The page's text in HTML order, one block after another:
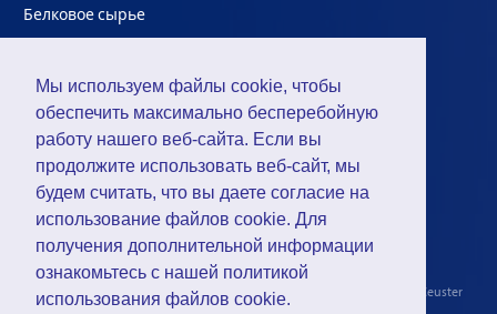
Мы используем файлы cookie, чтобы
обеспечить максимально бесперебойную
работу нашего веб-сайта. Если вы
продолжите использовать веб-сайт, мы
будем считать, что вы даете согласие на
использование файлов cookie. Для
получения дополнительной информации
ознакомьтесь с нашей политикой
использования файлов cookie.
Белковое сырье
HI-CONCEPT™
РЕШЕНИЯ
Для с/х птицы
Для жвачных животных
Для свиней
©2026 - ИНТРАКО ЛТД. подразделениегруппы компаний De Ceuster
Конфиденциально-